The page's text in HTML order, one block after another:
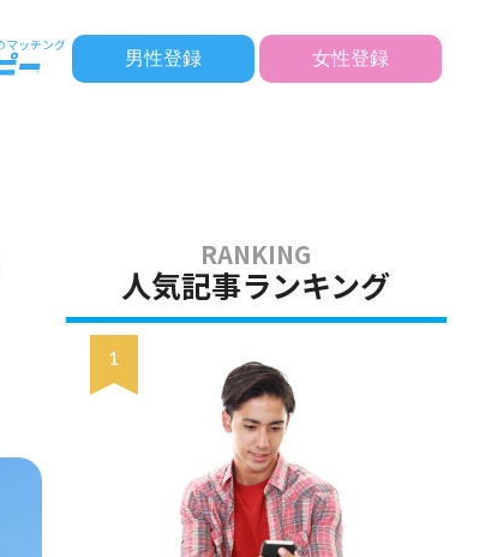
男性登録 女性登録
人気記事ランキング